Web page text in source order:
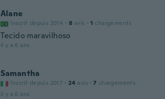
Alane
Inscrit depuis 2014 · 8 avis · 1 chargements
Tecido maravilhoso
il y a 6 ans
Samantha
Inscrit depuis 2017 · 24 avis · 7 chargements
il y a 6 ans